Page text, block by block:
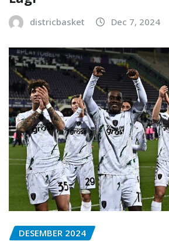
districbasket Dec 7, 2024
DESEMBER 2024